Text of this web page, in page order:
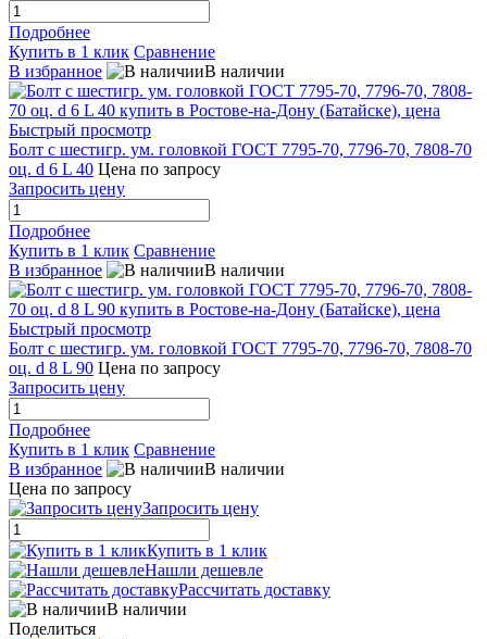
Подробнее
Купить в 1 клик Сравнение
В избранное
В наличии
Быстрый просмотр
Болт с шестигр. ум. головкой ГОСТ 7795-70, 7796-70, 7808-70
оц. d 6 L 40 Цена по запросу
Запросить цену
Подробнее
Купить в 1 клик Сравнение
В избранное
В наличии
Быстрый просмотр
Болт с шестигр. ум. головкой ГОСТ 7795-70, 7796-70, 7808-70
оц. d 8 L 90 Цена по запросу
Запросить цену
Подробнее
Купить в 1 клик Сравнение
В избранное
В наличии
Цена по запросу
Запросить цену
Купить в 1 клик
Нашли дешевле
Рассчитать доставку
В наличии
Поделиться